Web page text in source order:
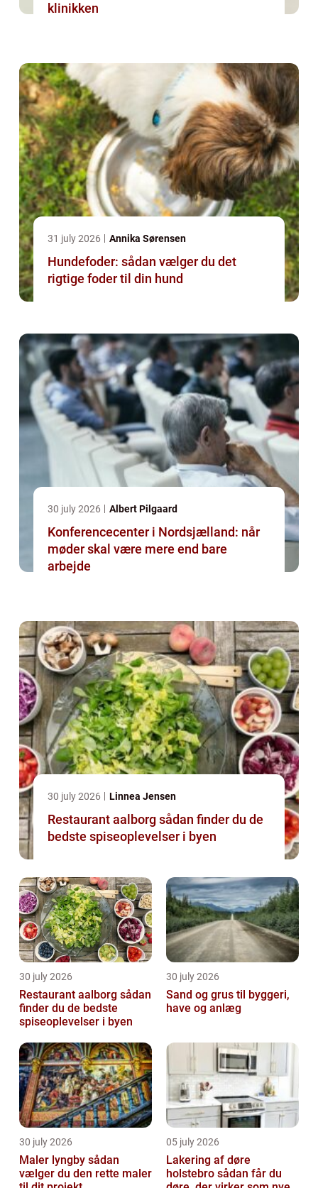
klinikken
31 july 2026 Annika Sørensen
Hundefoder: sådan vælger du det
rigtige foder til din hund
30 july 2026 Albert Pilgaard
Konferencecenter i Nordsjælland: når
møder skal være mere end bare
arbejde
30 july 2026 Linnea Jensen
Restaurant aalborg sådan finder du de
bedste spiseoplevelser i byen
30 july 2026
Restaurant aalborg sådan
finder du de bedste
spiseoplevelser i byen
30 july 2026
Sand og grus til byggeri,
have og anlæg
30 july 2026
Maler lyngby sådan
vælger du den rette maler
05 july 2026
Lakering af døre
holstebro sådan får du